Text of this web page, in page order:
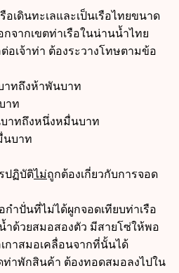
ดินทะเลและเป็นเรือไทยขนาด
จากเขตท่าเรือในน่านน้ำไทย
อเจ้าท่า ต้องระวางโทษตามข้อ
ทถึงห้าพันบาท
าท
ทถึงหนึ่งหมื่นบาท
บาท
ปฏิบัติไม่ถูกต้องเกี่ยวกับการจอด
ปั่นที่ไม่ได้ผูกจอดเทียบท่าเรือ
ำด้วยสมอสองตัว มีสายโซ่ให้พอ
กาสมอเคลื่อนจากที่นั้นได้
พักสินค้า ต้องทอดสมอลงไปใน